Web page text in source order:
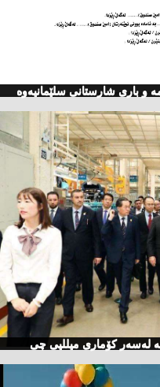
و باری شارستانی سلێمانیه‌وه‌
لەسەر كۆماری میللیی چی